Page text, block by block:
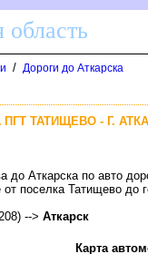
область
/ Дороги до Аткарска
ПГТ ТАТИЩЕВО - Г.
до Аткарска по авто
от поселка Татищево
--> Аткарск
Карта